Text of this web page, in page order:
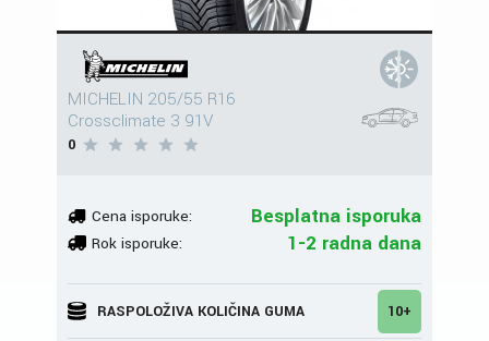
MICHELIN 205/55 R16
Crossclimate 3 91V
0
Cena isporuke: Besplatna isporuka
Rok isporuke: 1-2 radna dana
RASPOLOŽIVA KOLIČINA GUMA 10+